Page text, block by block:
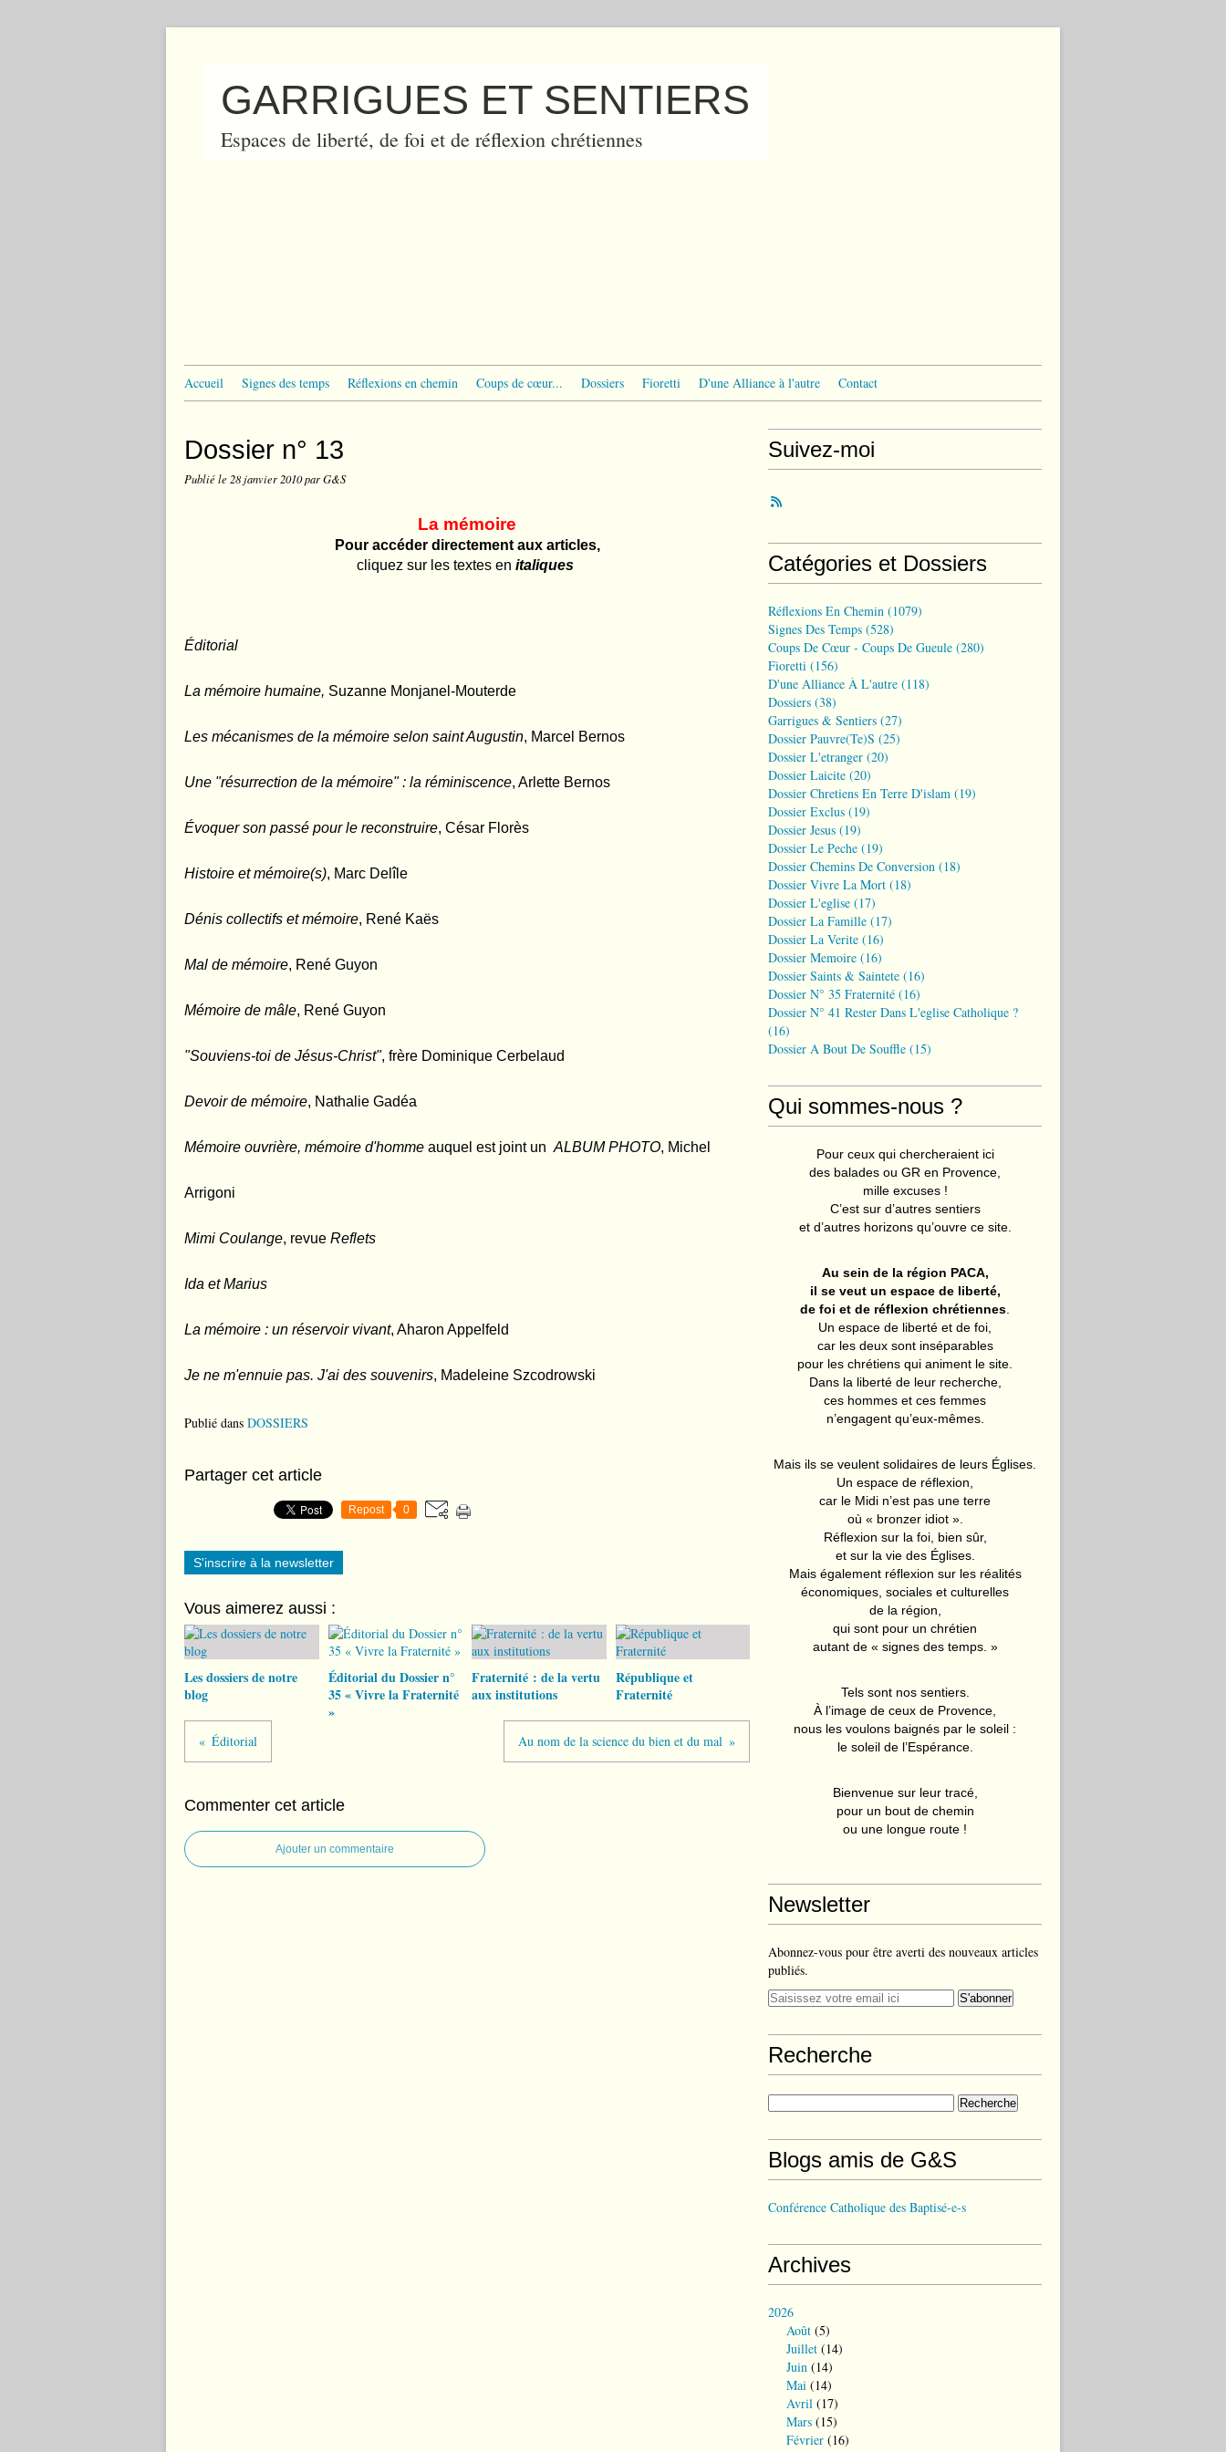
GARRIGUES ET SENTIERS
Espaces de liberté, de foi et de réflexion chrétiennes
Accueil Signes des temps Réflexions en chemin Coups de cœur... Dossiers Fioretti D'une Alliance à l'autre Contact
Dossier n° 13
Publié le 28 janvier 2010par G&S
La mémoire
Pour accéder directement aux articles,
cliquez sur les textes en italiques
Éditorial
La mémoire humaine, Suzanne Monjanel-Mouterde
Les mécanismes de la mémoire selon saint Augustin, Marcel Bernos
Une "résurrection de la mémoire" : la réminiscence, Arlette Bernos
Évoquer son passé pour le reconstruire, César Florès
Histoire et mémoire(s), Marc Delîle
Dénis collectifs et mémoire, René Kaës
Mal de mémoire, René Guyon
Mémoire de mâle, René Guyon
"Souviens-toi de Jésus-Christ", frère Dominique Cerbelaud
Devoir de mémoire, Nathalie Gadéa
Mémoire ouvrière, mémoire d'homme auquel est joint un ALBUM PHOTO, Michel
Arrigoni
Mimi Coulange, revue Reflets
Ida et Marius
La mémoire : un réservoir vivant, Aharon Appelfeld
Je ne m'ennuie pas. J'ai des souvenirs, Madeleine Szcodrowski
Publié dans DOSSIERS
Partager cet article
Repost 0
S'inscrire à la newsletter
Vous aimerez aussi :
Les dossiers de notre
blog
Éditorial du Dossier n°
35 « Vivre la Fraternité
»
Fraternité : de la vertu
aux institutions
République et
Fraternité
Éditorial Au nom de la science du bien et du mal
Commenter cet article
Ajouter un commentaire
Suivez-moi
Catégories et Dossiers
Réflexions En Chemin (1079)
Signes Des Temps (528)
Coups De Cœur - Coups De Gueule (280)
Fioretti (156)
D'une Alliance À L'autre (118)
Dossiers (38)
Garrigues & Sentiers (27)
Dossier Pauvre(te)s (25)
Dossier L'etranger (20)
Dossier Laicite (20)
Dossier Chretiens En Terre D'islam (19)
Dossier Exclus (19)
Dossier Jesus (19)
Dossier Le Peche (19)
Dossier Chemins De Conversion (18)
Dossier Vivre La Mort (18)
Dossier L'eglise (17)
Dossier La Famille (17)
Dossier La Verite (16)
Dossier Memoire (16)
Dossier Saints & Saintete (16)
Dossier N° 35 Fraternité (16)
Dossier N° 41 Rester Dans L'eglise Catholique ?
(16)
Dossier A Bout De Souffle (15)
Qui sommes-nous ?
Pour ceux qui chercheraient ici
des balades ou GR en Provence,
mille excuses !
C’est sur d’autres sentiers
et d’autres horizons qu’ouvre ce site.
Au sein de la région PACA,
il se veut un espace de liberté,
de foi et de réflexion chrétiennes
Un espace de liberté et de foi,
car les deux sont inséparables
pour les chrétiens qui animent le site.
Dans la liberté de leur recherche,
ces hommes et ces femmes
n’engagent qu’eux-mêmes.
Mais ils se veulent solidaires de leurs Églises.
Un espace de réflexion,
car le Midi n’est pas une terre
où « bronzer idiot ».
Réflexion sur la foi, bien sûr,
et sur la vie des Églises.
Mais également réflexion sur les réalités
économiques, sociales et culturelles
de la région,
qui sont pour un chrétien
autant de « signes des temps. »
Tels sont nos sentiers.
À l’image de ceux de Provence,
nous les voulons baignés par le soleil :
le soleil de l’Espérance.
Bienvenue sur leur tracé,
pour un bout de chemin
ou une longue route !
Newsletter
Abonnez-vous pour être averti des nouveaux articles
publiés.
Recherche
Blogs amis de G&S
Conférence Catholique des Baptisé-e-s
Archives
2026
Août (5)
Juillet (14)
Juin (14)
Mai (14)
Avril (17)
Mars (15)
Février (16)